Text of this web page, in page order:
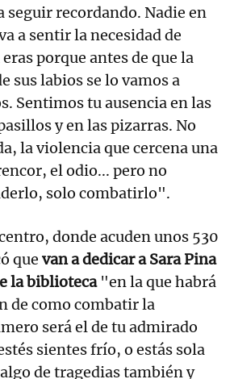
seguir recordando. Nadie en
a sentir la necesidad de
porque antes de que la
sus labios se lo vamos a
Sentimos tu ausencia en las
y en las pizarras. No
la violencia que cercena una
el odio... pero no
solo combatirlo".
donde acuden unos 530
que van a dedicar a Sara Pina
la biblioteca"en la que habrá
de como combatir la
será el de tu admirado
sientes frío, o estás sola
de tragedias también y